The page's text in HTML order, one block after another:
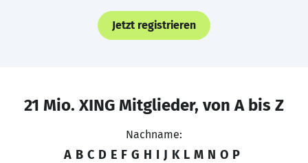
Jetzt registrieren
21 Mio. XING Mitglieder, von A bis Z
Nachname:
A B C D E F G H I J K L M N O P